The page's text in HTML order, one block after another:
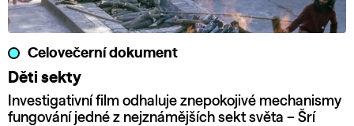
Celovečerní dokument
Děti sekty
Investigativní film odhaluje znepokojivé mechanismy
fungování jedné z nejznámějších sekt světa – Šrí